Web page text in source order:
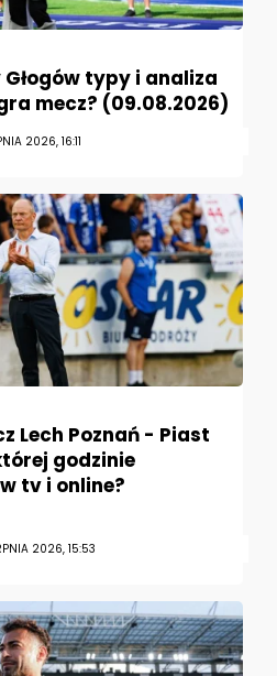
Głogów typy i analiza
mecz? (09.08.2026)
2026, 16:11
Lech Poznań - Piast
godzinie
tv i online?
2026, 15:53